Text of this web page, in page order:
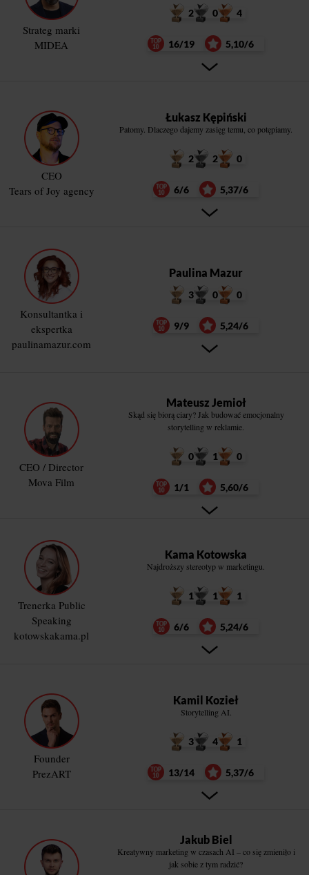
Strateg marki
MIDEA
2 0 4
16/19 5,10/6
CEO
Tears of Joy agency
Łukasz Kępiński
Patomy. Dlaczego dajemy zasięg temu, co potępiamy.
2 2 0
6/6 5,37/6
Konsultantka i
ekspertka
paulinamazur.com
Paulina Mazur
3 0 0
9/9 5,24/6
CEO / Director
Mova Film
Mateusz Jemioł
Skąd się biorą ciary? Jak budować emocjonalny
storytelling w reklamie.
0 1 0
1/1 5,60/6
Trenerka Public
Speaking
kotowskakama.pl
Kama Kotowska
Najdroższy stereotyp w marketingu.
1 1 1
6/6 5,24/6
Founder
PrezART
Kamil Kozieł
Storytelling AI.
3 4 1
13/14 5,37/6
Jakub Biel
Kreatywny marketing w czasach AI – co się zmieniło i
jak sobie z tym radzić?